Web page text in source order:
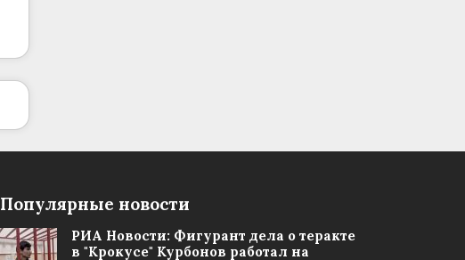
Популярные новости
РИА Новости: Фигурант дела о теракте
в "Крокусе" Курбонов работал на